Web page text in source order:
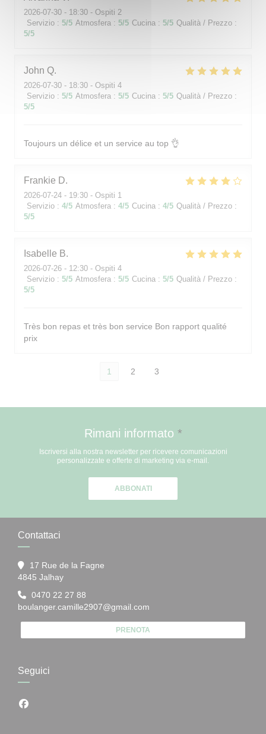
2026-07-30 - 18:30 - Ospiti 2
Servizio : 5/5 Atmosfera : 5/5 Cucina : 5/5 Qualità / Prezzo :
5/5
John Q
2026-07-30 - 18:30 - Ospiti 4
Servizio : 5/5 Atmosfera : 5/5 Cucina : 5/5 Qualità / Prezzo :
5/5
Toujours un délice et un service au top 👌
Frankie D
2026-07-24 - 19:30 - Ospiti 1
Servizio : 4/5 Atmosfera : 4/5 Cucina : 4/5 Qualità / Prezzo :
5/5
Isabelle B
2026-07-26 - 12:30 - Ospiti 4
Servizio : 5/5 Atmosfera : 5/5 Cucina : 5/5 Qualità / Prezzo :
5/5
Très bon repas et très bon service Bon rapport qualité
prix
1 2 3
Rimani informato *
Iscriversi alla nostra newsletter per ricevere comunicazioni
personalizzate e offerte di marketing via e-mail.
ABBONATI
Contattaci
17 Rue de la Fagne
4845 Jalhay((apre una nuova finestra))
0470 22 27 88
boulanger.camille2907@gmail.com
PRENOTA
Seguici
Facebook ((apre una nuova finestra))